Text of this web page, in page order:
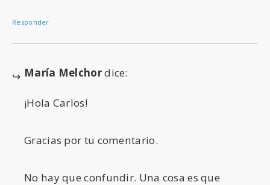
Responder
María Melchordice:
¡Hola Carlos!
Gracias por tu comentario.
No hay que confundir. Una cosa es que